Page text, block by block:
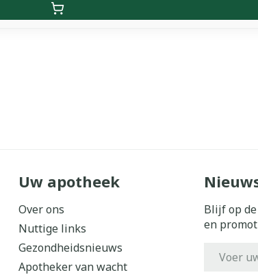
Uw apotheek
Over ons
Nuttige links
Gezondheidsnieuws
Apotheker van wacht
Blijf op
en